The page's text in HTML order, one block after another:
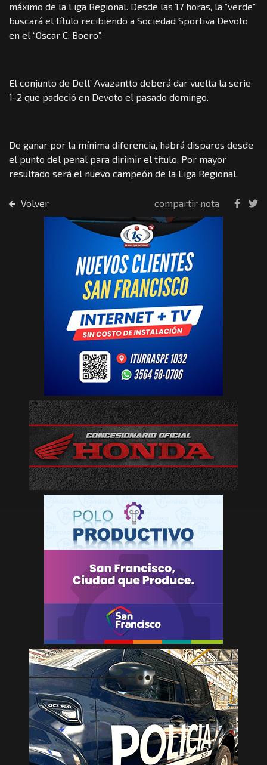
máximo de la Liga Regional. Desde las 17 horas, la “verde”
buscará el título recibiendo a Sociedad Sportiva Devoto
en el “Oscar C. Boero”.
El conjunto de Dell’ Avazantto deberá dar vuelta la serie
1-2 que padeció en Devoto el pasado domingo.
De ganar por la mínima diferencia, habrá disparos desde
el punto del penal para dirimir el título. Por mayor
resultado será el nuevo campeón de la Liga Regional.
Volver compartir nota